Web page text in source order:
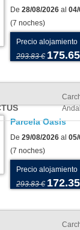
De 28/08/2026 al
(7 noches)
Precio alojamiento
293.83 €
Parcela Oasis
De 29/08/2026 al
(7 noches)
Precio alojamiento
293.83 €